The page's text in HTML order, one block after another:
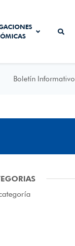
Boletín Informativo